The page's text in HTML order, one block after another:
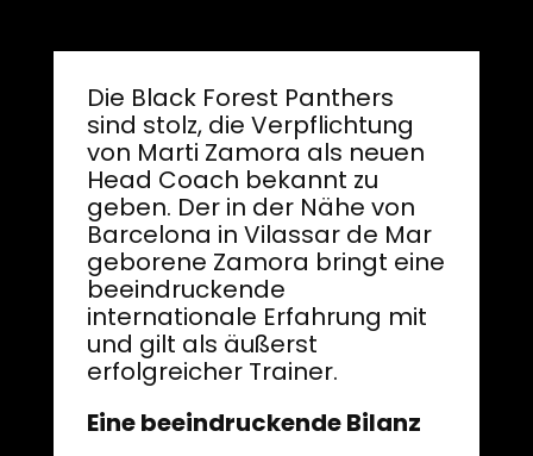
Die Black Forest Panthers
sind stolz, die Verpflichtung
von Marti Zamora als neuen
Head Coach bekannt zu
geben. Der in der Nähe von
Barcelona in Vilassar de Mar
geborene Zamora bringt eine
beeindruckende
internationale Erfahrung mit
und gilt als äußerst
erfolgreicher Trainer.
Eine beeindruckende Bilanz